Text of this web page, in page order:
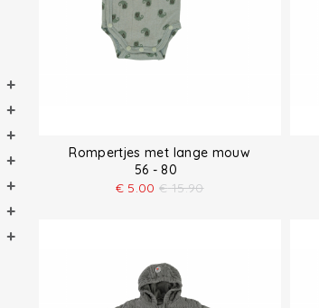
Rompertjes met lange mouw
56 - 80
€ 5.00 € 15.90